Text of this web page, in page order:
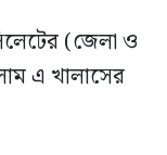
(জেলা ও
এ খালাসের